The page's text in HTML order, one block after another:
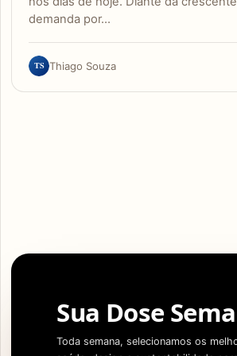
demanda por…
TS Thiago Souza
Sua Dose
Toda semana, selecionamos os